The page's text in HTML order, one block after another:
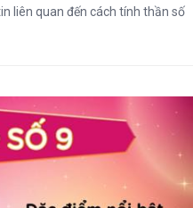
liên quan đến cách tính thần số